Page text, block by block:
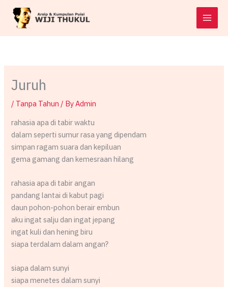
content
Juruh
/ Tanpa Tahun / ByAdmin
rahasia apa di tabir waktu
dalam seperti sumur rasa yang dipendam
simpan ragam suara dan kepiluan
gema gamang dan kemesraan hilang
rahasia apa di tabir angan
pandang lantai di kabut pagi
daun pohon-pohon berair embun
aku ingat salju dan ingat jepang
ingat kuli dan hening biru
siapa terdalam dalam angan?
siapa dalam sunyi
siapa menetes dalam sunyi